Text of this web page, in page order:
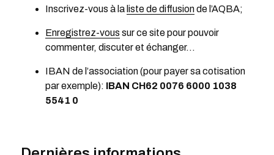
Inscrivez-vous à la liste de diffusionde l’AQBA;
Enregistrez-vous sur ce site pour pouvoir
commenter, discuter et échanger…
IBAN de l’association (pour payer sa cotisation
par exemple): IBAN CH62 0076 6000 1038
5541 0